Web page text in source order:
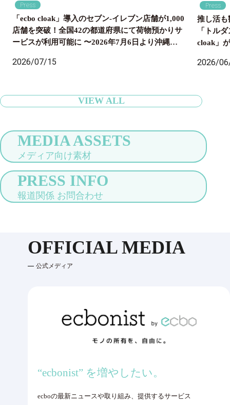
Press
「ecbo cloak」導入のセブン‐イレブン店舗が1,000
店舗を突破！全国42の都道府県にて荷物預かりサ
ービスが利用可能に 〜2026年7月6日より沖縄県
行者の身軽な旅をサポート〜
2026/07/15
Press
推し活
「トル
cloak」
2026/
VIEW ALL
MEDIA ASSETS
メディア向け素材
PRESS INFO
報道関係 お問合わせ
OFFICIAL MEDIA
公式メディア
“ecbonist” を増やしたい。
ecboの最新ニュースや取り組み、提供するサービス